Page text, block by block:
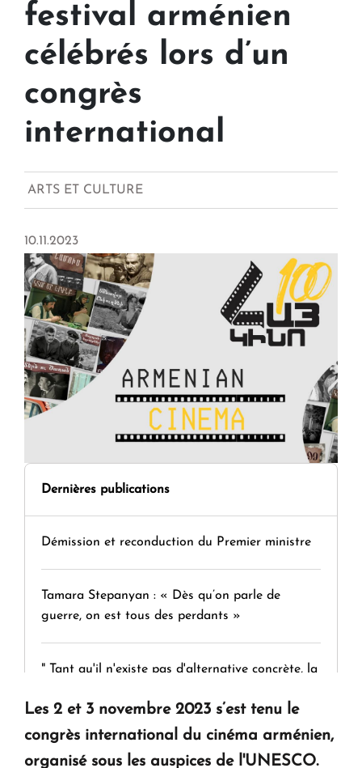
festival arménien
célébrés lors d’un
congrès
international
ARTS ET CULTURE
10.11.2023
Dernières publications
Démission et reconduction du Premier ministre
Tamara Stepanyan : « Dès qu’on parle de
guerre, on est tous des perdants »
" Tant qu'il n'existe pas d'alternative concrète, la
KASA : 30 ans d'audace, de résilience et d'avenir
en Arménie
Les 2 et 3 novembre 2023 s’est tenu le
congrès international du cinéma arménien,
organisé sous les auspices de l'UNESCO.